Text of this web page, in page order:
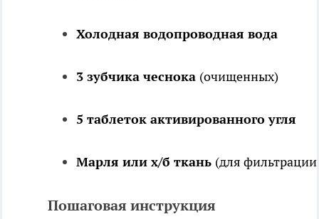
Холодная водопроводная вода
3 зубчика чеснока (очищенных)
5 таблеток активированного угля
Марля или х/б ткань (для
Пошаговая инструкция